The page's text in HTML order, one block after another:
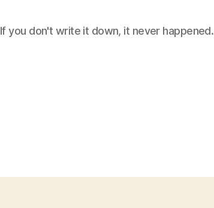
If you don't write it down, it never happened.